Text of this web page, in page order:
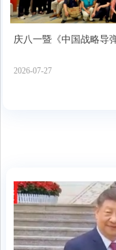
庆八一暨《中国战略导
2026-07-27